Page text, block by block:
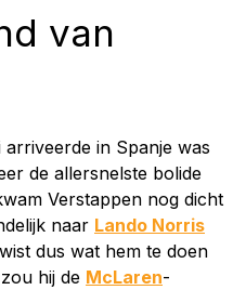
van
in Spanje was
de allersnelste bolide
Verstappen nog dicht
naar Lando Norris
dus wat hem te doen
hij de McLaren-